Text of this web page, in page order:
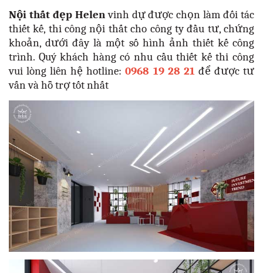
Nội thất đẹp Helenvinh dự được chọn làm đối tác
thiết kế, thi công nội thất cho công ty đầu tư, chứng
khoản, dưới đây là một số hình ảnh thiết kế công
trình. Quý khách hàng có nhu cầu thiết kế thi công
vui lòng liên hệ hotline:0968 19 28 21để được tư
vấn và hỗ trợ tốt nhất